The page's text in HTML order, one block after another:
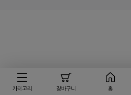
카테고리 장바구니 홈